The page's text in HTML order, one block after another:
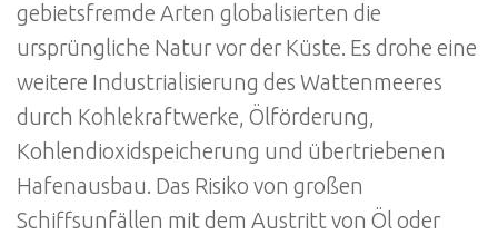
gebietsfremde Arten globalisierten die
ursprüngliche Natur vor der Küste. Es drohe eine
weitere Industrialisierung des Wattenmeeres
durch Kohlekraftwerke, Ölförderung,
Kohlendioxidspeicherung und übertriebenen
Hafenausbau. Das Risiko von großen
Schiffsunfällen mit dem Austritt von Öl oder